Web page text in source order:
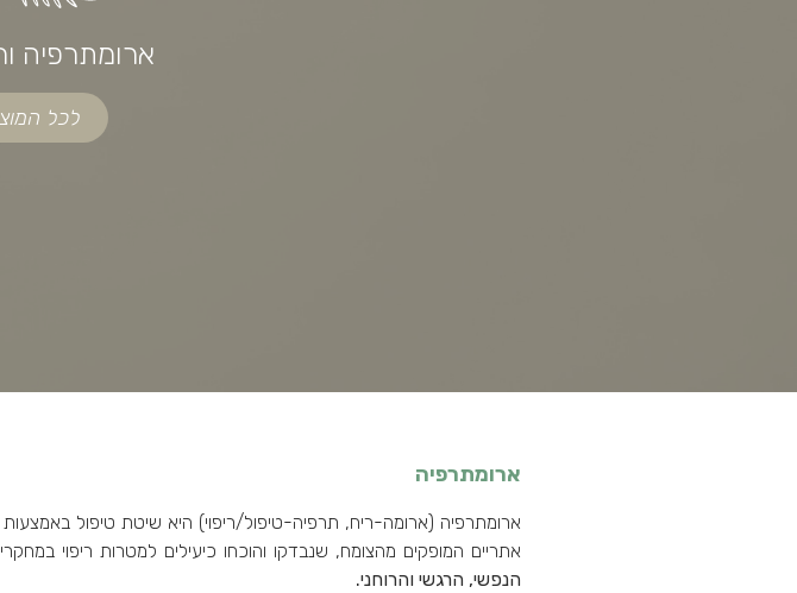
ארומתרפיה
לכל
ארומתרפיה
ארומתרפיה (ארומה-ריח, תרפיה-טיפול/ריפוי) היא שיטת טיפול
אתריים המופקים מהצומח, שנבדקו והוכחו כיעילים למטרות ריפוי
הנפשי, הרגשי והרוחני.